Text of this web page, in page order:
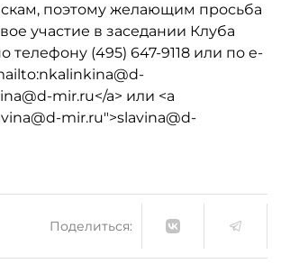
поэтому желающим просьба
участие в заседании Клуба
телефону (495) 647-9118 или по e-
mir.ru</a> или <a
mir.ru">slavina@d-
Поделиться: